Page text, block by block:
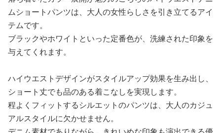
ムショートパンツは、大人の女性らしさを引き立てるアイ
テムです。
ブラックやホワイトといった定番色が、洗練された印象を
与えてくれます。
ハイウエストデザインがスタイルアップ効果を生み出し、
ショート丈でも品のある着こなしを実現します。
程よくフィットするシルエットのパンツは、大人のカジュ
アルスタイルに欠かせません。